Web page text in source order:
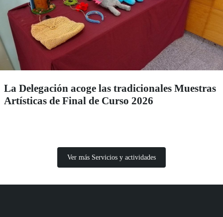
La Delegación acoge las tradicionales Muestras
Artísticas de Final de Curso 2026
Ver más Servicios y actividades